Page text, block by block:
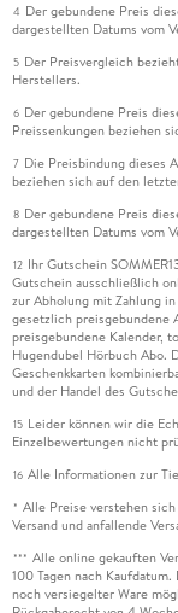
4 Der gebundene Preis
dargestellten Datums vom
5 Der Preisvergleich
Herstellers.
6 Der gebundene Preis
Preissenkungen beziehen
7 Die Preisbindung dieses
beziehen sich auf den
8 Der gebundene Preis
dargestellten Datums vom
12 Ihr Gutschein
Gutschein ausschließlich
zur Abholung mit Zahlung
gesetzlich preisgebundene
preisgebundene Kalender,
Hugendubel Hörbuch Abo.
Geschenkkarten
und der Handel des
15 Leider können wir die
Einzelbewertungen nicht
16 Alle Informationen zur
* Alle Preise verstehen
Versand und anfallende
*** Alle online gekauften
100 Tagen nach
noch versiegelter Ware